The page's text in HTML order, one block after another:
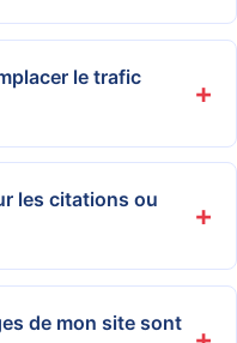
le trafic
les citations ou
de mon site sont